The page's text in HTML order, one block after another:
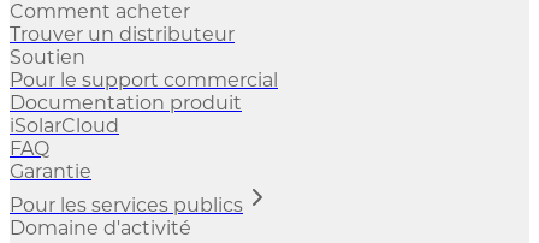
Comment acheter
Trouver un distributeur
Soutien
Pour le support commercial
Documentation produit
iSolarCloud
FAQ
Garantie
Pour les services publics
Domaine d'activité